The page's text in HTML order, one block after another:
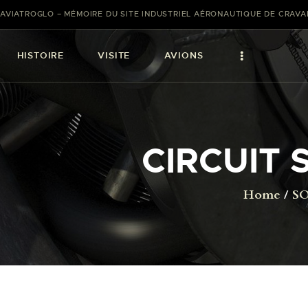
AVIATROGLO – MÉMOIRE DU SITE INDUSTRIEL AÉRONAUTIQUE DE
HISTOIRE VISITE AVIONS
CIRCUIT
Home